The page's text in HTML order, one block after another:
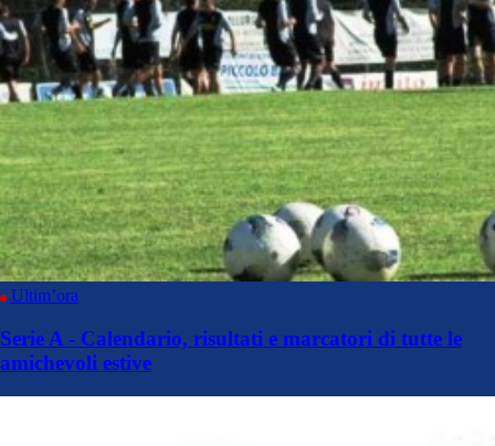
Ultim’ora
Serie A - Calendario, risultati e marcatori di tutte le
amichevoli estive